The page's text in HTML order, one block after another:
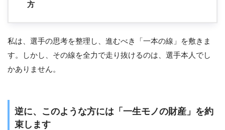
方
私は、選手の思考を整理し、進むべき「一本の線」を敷きま
す。しかし、その線を全力で走り抜けるのは、選手本人でし
かありません。
逆に、このような方には「一生モノの財産」を約
束します